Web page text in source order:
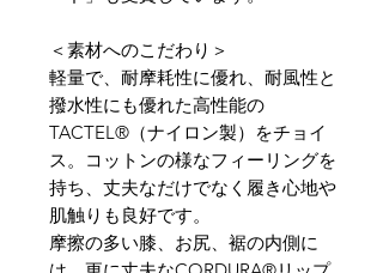
＜素材へのこだわり＞
軽量で、耐摩耗性に優れ、耐風性と
撥水性にも優れた高性能の
TACTEL®（ナイロン製）をチョイ
ス。コットンの様なフィーリングを
持ち、丈夫なだけでなく履き心地や
肌触りも良好です。
摩擦の多い膝、お尻、裾の内側に